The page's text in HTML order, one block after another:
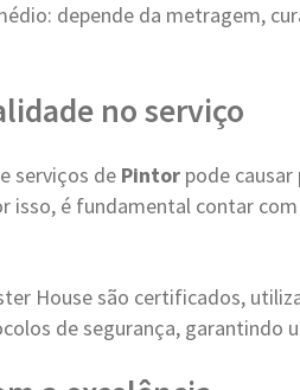
depende da metragem,
no serviço
serviços de Pintor pode
isso, é fundamental contar
House são certificados,
de segurança, garantindo